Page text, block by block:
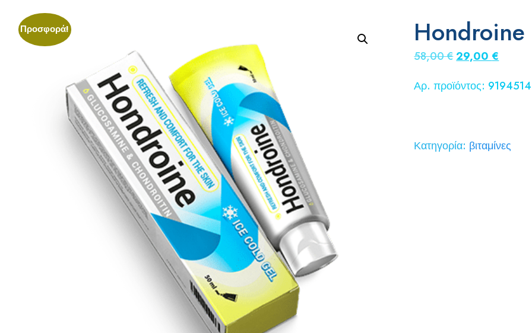
Προσφορά! Hondroine
58,00€Original
29,00 €
Αρ. προϊόντος: 9194514
Κατηγορία: βιταμίνες